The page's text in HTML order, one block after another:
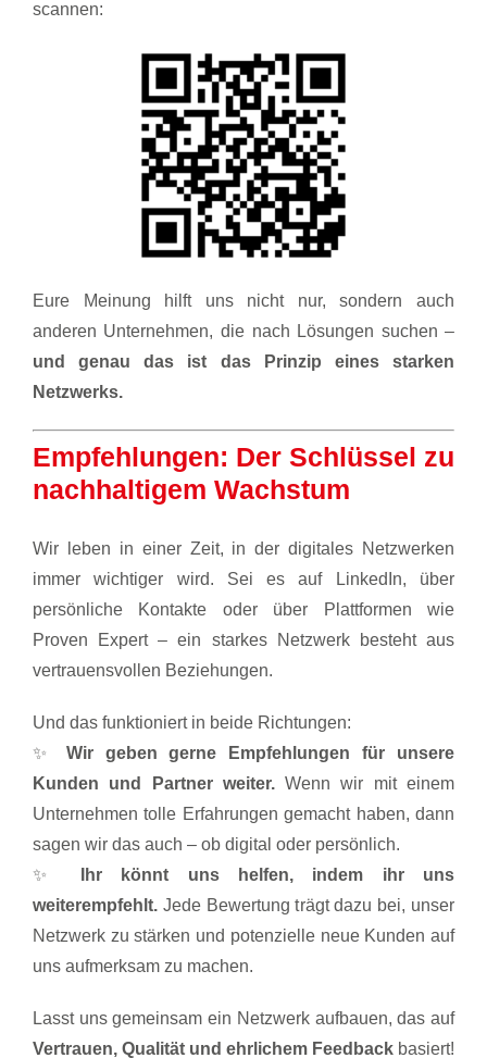
scannen:
Eure Meinung hilft uns nicht nur, sondern auch
anderen Unternehmen, die nach Lösungen suchen –
und genau das ist das Prinzip eines starken
Netzwerks.
Empfehlungen: Der Schlüssel zu
nachhaltigem Wachstum
Wir leben in einer Zeit, in der digitales Netzwerken
immer wichtiger wird. Sei es auf LinkedIn, über
persönliche Kontakte oder über Plattformen wie
Proven Expert – ein starkes Netzwerk besteht aus
vertrauensvollen Beziehungen.
Und das funktioniert in beide Richtungen:
✨ Wir geben gerne Empfehlungen für unsere
Kunden und Partner weiter.Wenn wir mit einem
Unternehmen tolle Erfahrungen gemacht haben, dann
sagen wir das auch – ob digital oder persönlich.
✨
Ihr könnt uns helfen, indem ihr uns
weiterempfehlt.Jede Bewertung trägt dazu bei, unser
Netzwerk zu stärken und potenzielle neue Kunden auf
uns aufmerksam zu machen.
Lasst uns gemeinsam ein Netzwerk aufbauen, das auf
Vertrauen, Qualität und ehrlichem Feedbackbasiert!